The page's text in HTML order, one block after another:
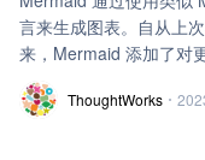
言来生成图表。自从上
来，Mermaid 添加了对
存储库、集成开发环境
支持。值得注意的是，
ThoughtWorks